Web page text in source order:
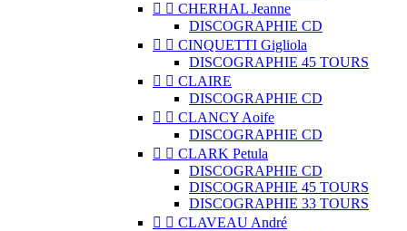
  CHERHAL Jeanne
DISCOGRAPHIE CD
  CINQUETTI Gigliola
DISCOGRAPHIE 45 TOURS
  CLAIRE
DISCOGRAPHIE CD
  CLANCY Aoife
DISCOGRAPHIE CD
  CLARK Petula
DISCOGRAPHIE CD
DISCOGRAPHIE 45 TOURS
DISCOGRAPHIE 33 TOURS
  CLAVEAU André